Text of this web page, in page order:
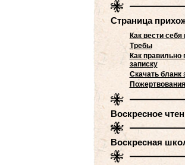
Страница
Как вести
Требы
Как правильно
записку
Скачать бланк
Пожертвования
Воскресное
Воскресная